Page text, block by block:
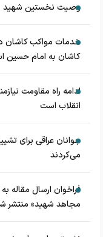
وصیت نخستین شهید
خدمات مواکب کاشان
کاشان به امام حسین
ادامه راه مقاومت
انقلاب است
جوانان عراقی برای
می‌کردند
فراخوان ارسال مقاله
مجاهد شهید» منتشر